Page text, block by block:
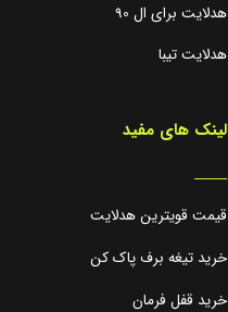
هدلایت برای ال 90
هدلایت تیبا
لینک های مفید
_____
قیمت قویترین هدلایت
خرید تیغه برف پاک کن
خرید قفل فرمان